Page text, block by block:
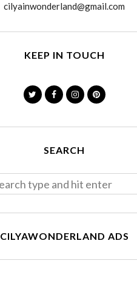
cilyainwonderland@gmail.com
KEEP IN TOUCH
SEARCH
CILYAWONDERLAND ADS